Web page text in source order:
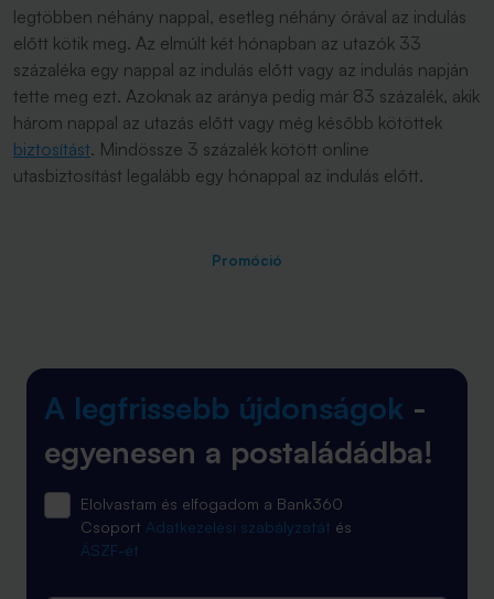
legtöbben néhány nappal, esetleg néhány órával az indulás
előtt kötik meg. Az elmúlt két hónapban az utazók 33
százaléka egy nappal az indulás előtt vagy az indulás napján
tette meg ezt. Azoknak az aránya pedig már 83 százalék, akik
három nappal az utazás előtt vagy még később kötöttek
biztosítást. Mindössze 3 százalék kötött online
utasbiztosítást legalább egy hónappal az indulás előtt.
Promóció
A legfrissebb újdonságok -
egyenesen a postaládádba!
Elolvastam és elfogadom a Bank360
Csoport Adatkezelési szabályzatát és
ÁSZF-ét